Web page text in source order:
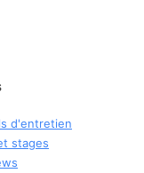
d'entretien
stages